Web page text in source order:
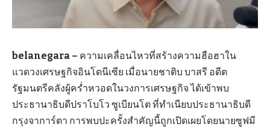
belanegara – ความเคลื่อนไหวที่สร้างความฮือฮาใน
แวดวงเศรษฐกิจอินโดนีเซีย เมื่อนายชาติบ บาสรี อดีต
รัฐมนตรีคลังผู้คร่ำหวอดในวงการเศรษฐกิจ ได้เข้าพบ
ประธานาธิบดีปราโบโว ซูเบียนโต ที่ทำเนียบประธานาธิบดี
กรุงจาการ์ตา การพบปะครั้งสำคัญนี้ถูกเปิดเผยโดยนายซูฟมี